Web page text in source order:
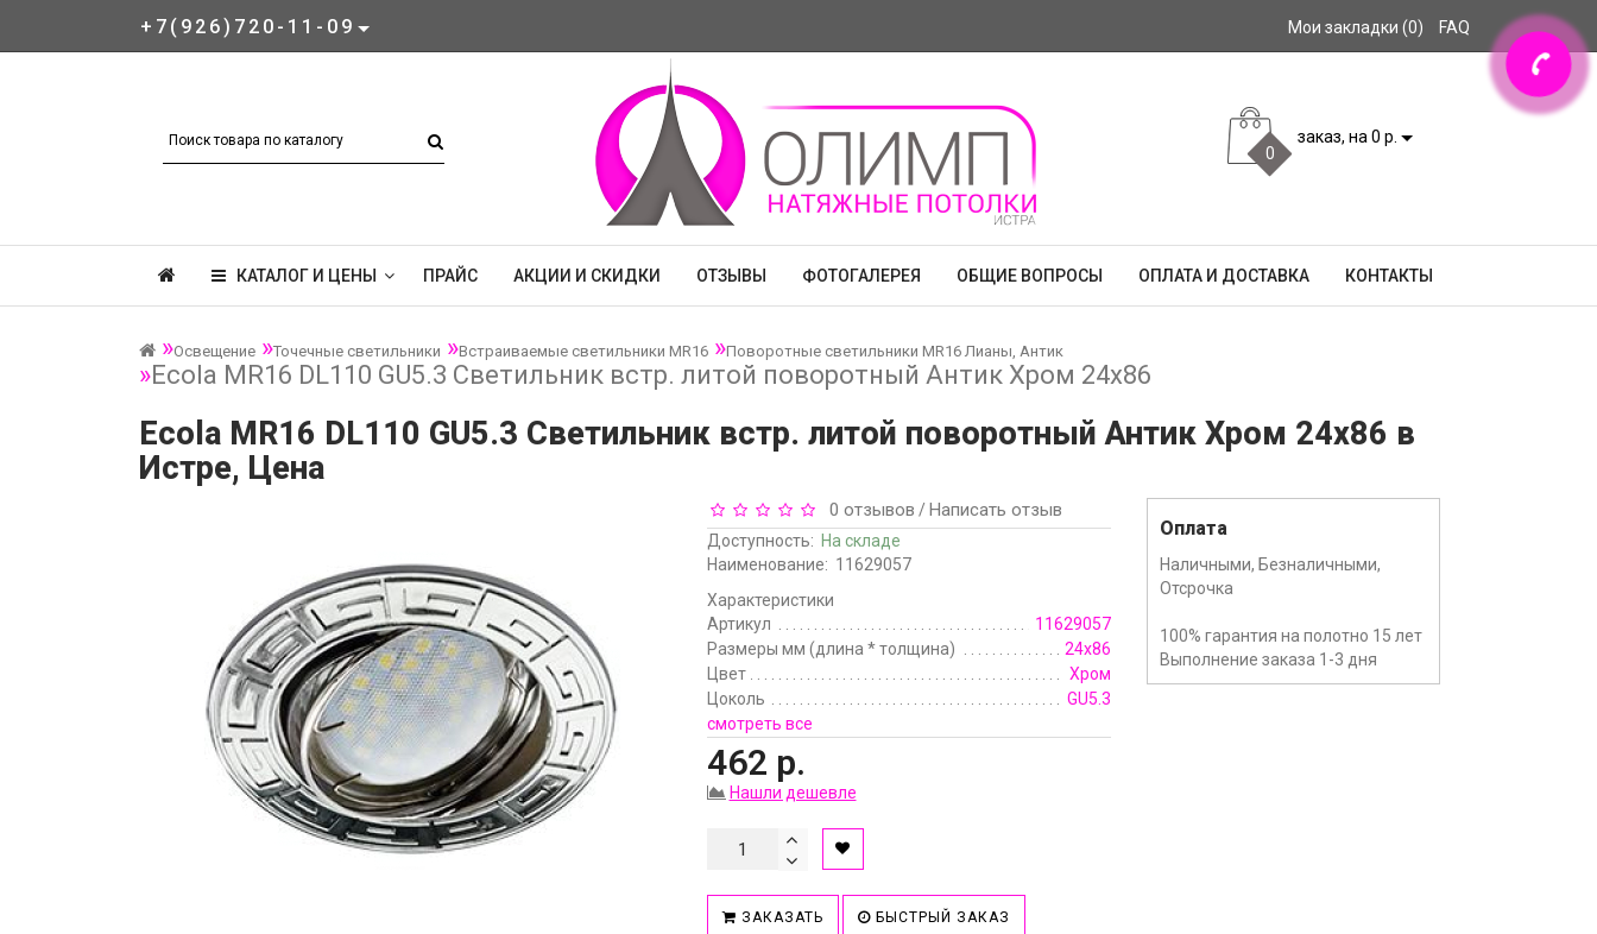
+7(926)720-11-09 Мои закладки (0) FAQ
0
заказ, на 0 р.
КАТАЛОГ И ЦЕНЫ ПРАЙС АКЦИИ И СКИДКИ ОТЗЫВЫ ФОТОГАЛЕРЕЯ ОБЩИЕ ВОПРОСЫ ОПЛАТА И ДОСТАВКА КОНТАКТЫ
Освещение Точечные светильники Встраиваемые светильники MR16 Поворотные светильники MR16 Лианы, Антик
Ecola MR16 DL110 GU5.3 Светильник встр. литой поворотный Антик Хром 24x86
Ecola MR16 DL110 GU5.3 Светильник встр. литой поворотный Антик Хром 24x86 в
Истре, Цена
0 отзывов / Написать отзыв
Доступность: На складе
Наименование: 11629057
Характеристики
Артикул
11629057
Размеры мм (длина * толщина)
24x86
Цвет
Хром
Цоколь
GU5.3
смотреть все
462 р.
Нашли дешевле
ЗАКАЗАТЬ БЫСТРЫЙ ЗАКАЗ
Оплата
Наличными, Безналичными,
Отсрочка
100% гарантия на полотно 15 лет
Выполнение заказа 1-3 дня